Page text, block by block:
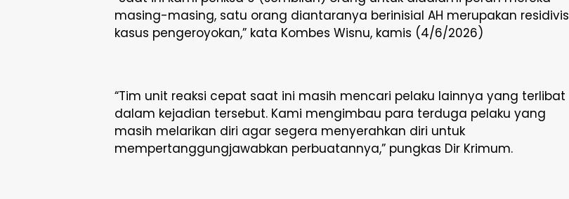
masing-masing, satu orang diantaranya berinisial AH merupakan residivis
kasus pengeroyokan,” kata Kombes Wisnu, kamis (4/6/2026)
“Tim unit reaksi cepat saat ini masih mencari pelaku lainnya yang terlibat
dalam kejadian tersebut. Kami mengimbau para terduga pelaku yang
masih melarikan diri agar segera menyerahkan diri untuk
mempertanggungjawabkan perbuatannya,” pungkas Dir Krimum.